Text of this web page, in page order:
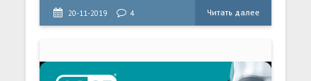
20-11-2019 4 Читать далее